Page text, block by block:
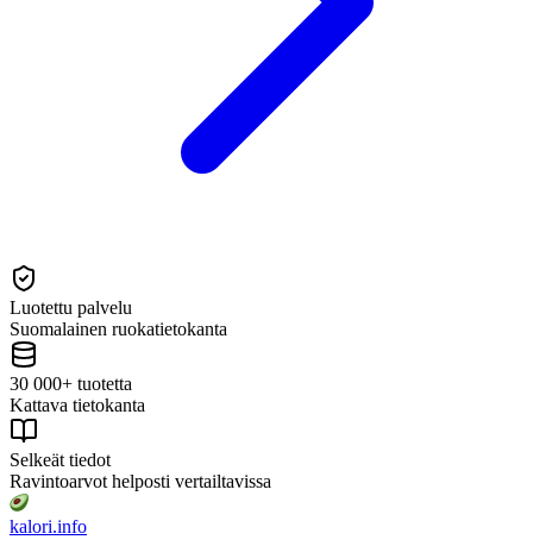
Luotettu palvelu
Suomalainen ruokatietokanta
30 000+ tuotetta
Kattava tietokanta
Selkeät tiedot
Ravintoarvot helposti vertailtavissa
kalori.info